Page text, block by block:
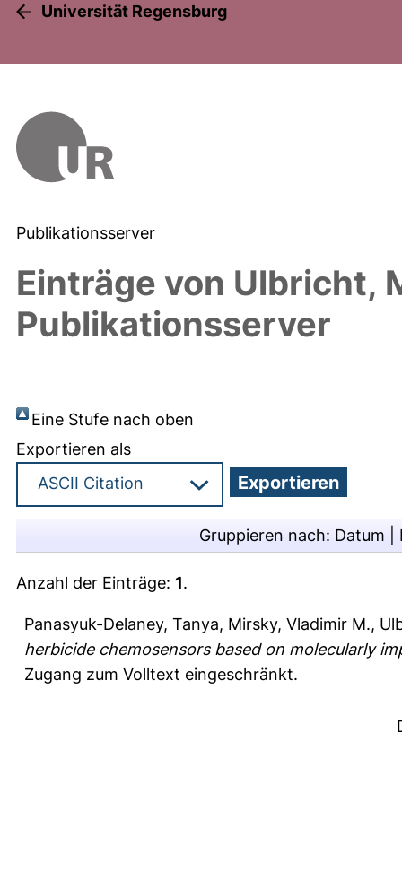
Universität Regensburg
Publikationsserver
Einträge von Ulbricht,
Publikationsserver
Eine Stufe nach oben
Exportieren als
Gruppieren nach: Datum
Anzahl der Einträge: 1.
Panasyuk-Delaney, Tanya, Mirsky, Vladimir M.,
herbicide chemosensors based on molecularly
Zugang zum Volltext eingeschränkt.